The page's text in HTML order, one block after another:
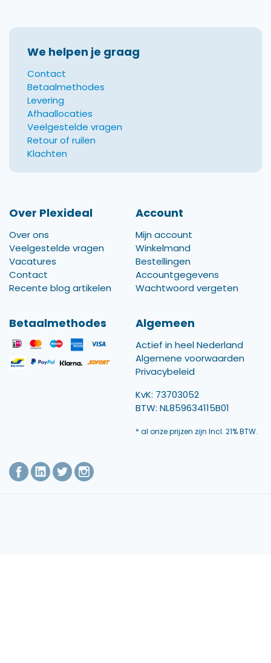
We helpen je graag
Contact
Betaalmethodes
Levering
Afhaallocaties
Veelgestelde vragen
Retour of ruilen
Klachten
Over Plexideal
Over ons
Veelgestelde vragen
Vacatures
Contact
Recente blog artikelen
Account
Mijn account
Winkelmand
Bestellingen
Accountgegevens
Wachtwoord vergeten
Betaalmethodes Algemeen
Actief in heel Nederland
Algemene voorwaarden
Privacybeleid
KvK: 73703052
BTW: NL859634115B01
* al onze prijzen zijn Incl. 21% BTW.